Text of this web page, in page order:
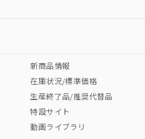
Cr(VI)
新商品情報
在庫状況/標準価格
生産終了品/推奨代替品
特設サイト
動画ライブラリ